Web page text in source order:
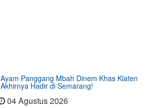
Ayam Panggang Mbah Dinem Khas Klaten
Akhirnya Hadir di Semarang!
04 Agustus 2026